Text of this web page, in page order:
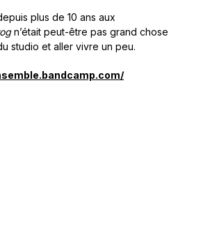
plus de 10 ans aux
n’était peut-être pas grand chose
studio et aller vivre un peu.